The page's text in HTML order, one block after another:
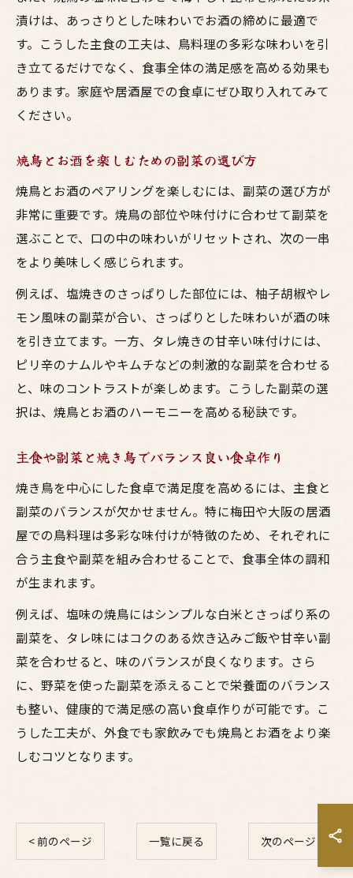
漬けは、あっさりとした味わいでお酒の締めに最適で
す。こうした主食の工夫は、鳥料理の多彩な味わいを引
き立てるだけでなく、食事全体の満足感を高める効果も
あります。家庭や居酒屋での食卓にぜひ取り入れてみて
ください。
焼鳥とお酒を楽しむための副菜の選び方
焼鳥とお酒のペアリングを楽しむには、副菜の選び方が
非常に重要です。焼鳥の部位や味付けに合わせて副菜を
選ぶことで、口の中の味わいがリセットされ、次の一串
をより美味しく感じられます。
例えば、塩焼きのさっぱりした部位には、柚子胡椒やレ
モン風味の副菜が合い、さっぱりとした味わいが酒の味
を引き立てます。一方、タレ焼きの甘辛い味付けには、
ピリ辛のナムルやキムチなどの刺激的な副菜を合わせる
と、味のコントラストが楽しめます。こうした副菜の選
択は、焼鳥とお酒のハーモニーを高める秘訣です。
主食や副菜と焼き鳥でバランス良い食卓作り
焼き鳥を中心にした食卓で満足度を高めるには、主食と
副菜のバランスが欠かせません。特に梅田や大阪の居酒
屋での鳥料理は多彩な味付けが特徴のため、それぞれに
合う主食や副菜を組み合わせることで、食事全体の調和
が生まれます。
例えば、塩味の焼鳥にはシンプルな白米とさっぱり系の
副菜を、タレ味にはコクのある炊き込みご飯や甘辛い副
菜を合わせると、味のバランスが良くなります。さら
に、野菜を使った副菜を添えることで栄養面のバランス
も整い、健康的で満足感の高い食卓作りが可能です。こ
うした工夫が、外食でも家飲みでも焼鳥とお酒をより楽
しむコツとなります。
< 前のページ 一覧に戻る 次のページ >